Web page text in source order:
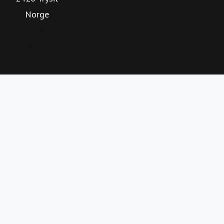
med en offensiv satsning på å videreutvikle Trysil som
Norge